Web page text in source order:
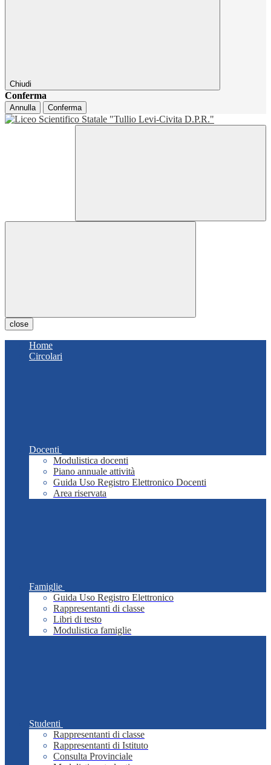
Chiudi
Conferma
Annulla Conferma
close
Home
Circolari
Docenti
Modulistica docenti
Piano annuale attività
Guida Uso Registro Elettronico Docenti
Area riservata
Famiglie
Guida Uso Registro Elettronico
Rappresentanti di classe
Libri di testo
Modulistica famiglie
Studenti
Rappresentanti di classe
Rappresentanti di Istituto
Consulta Provinciale